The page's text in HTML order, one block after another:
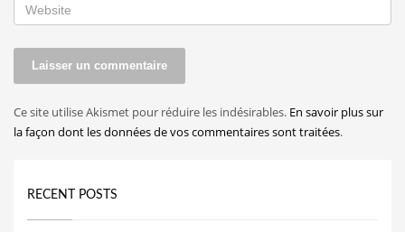
Ce site utilise Akismet pour réduire les indésirables. En savoir plus sur
la façon dont les données de vos commentaires sont traitées.
RECENT POSTS